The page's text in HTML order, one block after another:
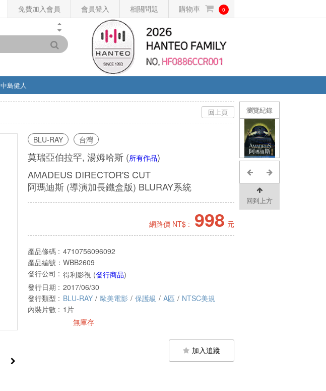
免費加入會員 會員登入 相關問題 購物車 0
中島健人
瀏覽紀錄
回到上方
回上頁
BLU-RAY 台灣
莫瑞亞伯拉罕, 湯姆哈斯 (所有作品)
AMADEUS DIRECTOR'S CUT
阿瑪迪斯 (導演加長鐵盒版) BLURAY系統
網路價 NT$ : 998 元
產品條碼 : 4710756096092
產品編號： WBB2609
發行公司 : 得利影視 (發行商品)
發行日期 : 2017/06/30
發行類型 : BLU-RAY / 歐美電影 / 保護級 / A區 / NTSC美規
內裝片數 : 1片
無庫存
加入追蹤